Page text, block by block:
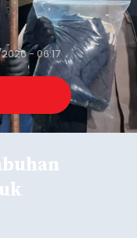
- 06:17